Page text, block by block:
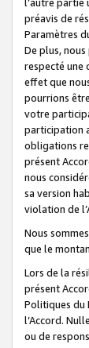
préavis de
Paramètres
De plus,
respecté une
effet que
pourrions
votre
participation
obligations
présent
nous
sa version
violation de
Nous
que le
Lors de la
présent
Politiques du
l’Accord.
ou de